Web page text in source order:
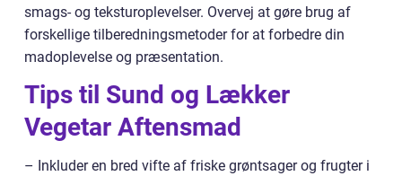
smags- og teksturoplevelser. Overvej at gøre brug af
forskellige tilberedningsmetoder for at forbedre din
madoplevelse og præsentation.
Tips til Sund og Lækker
Vegetar Aftensmad
– Inkluder en bred vifte af friske grøntsager og frugter i